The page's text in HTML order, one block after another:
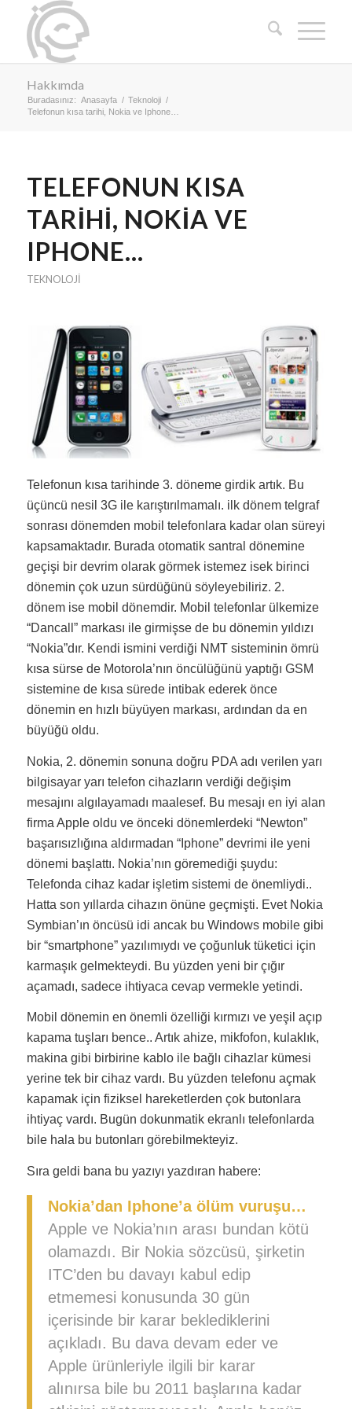
Hakkımda
Buradasınız: Anasayfa / Teknoloji /
Telefonun kısa tarihi, Nokia ve Iphone…
TELEFONUN KISA
TARIHI, NOKIA VE
IPHONE…
TEKNOLOJI
Telefonun kısa tarihinde 3. döneme girdik artık. Bu
üçüncü nesil 3G ile karıştırılmamalı. ilk dönem telgraf
sonrası dönemden mobil telefonlara kadar olan süreyi
kapsamaktadır. Burada otomatik santral dönemine
geçişi bir devrim olarak görmek istemez isek birinci
dönemin çok uzun sürdüğünü söyleyebiliriz. 2.
dönem ise mobil dönemdir. Mobil telefonlar ülkemize
“Dancall” markası ile girmişse de bu dönemin yıldızı
“Nokia”dır. Kendi ismini verdiği NMT sisteminin ömrü
kısa sürse de Motorola’nın öncülüğünü yaptığı GSM
sistemine de kısa sürede intibak ederek önce
dönemin en hızlı büyüyen markası, ardından da en
büyüğü oldu.
Nokia, 2. dönemin sonuna doğru PDA adı verilen yarı
bilgisayar yarı telefon cihazların verdiği değişim
mesajını algılayamadı maalesef. Bu mesajı en iyi alan
firma Apple oldu ve önceki dönemlerdeki “Newton”
başarısızlığına aldırmadan “Iphone” devrimi ile yeni
dönemi başlattı. Nokia’nın göremediği şuydu:
Telefonda cihaz kadar işletim sistemi de önemliydi..
Hatta son yıllarda cihazın önüne geçmişti. Evet Nokia
Symbian’ın öncüsü idi ancak bu Windows mobile gibi
bir “smartphone” yazılımıydı ve çoğunluk tüketici için
karmaşık gelmekteydi. Bu yüzden yeni bir çığır
açamadı, sadece ihtiyaca cevap vermekle yetindi.
Mobil dönemin en önemli özelliği kırmızı ve yeşil açıp
kapama tuşları bence.. Artık ahize, mikfofon, kulaklık,
makina gibi birbirine kablo ile bağlı cihazlar kümesi
yerine tek bir cihaz vardı. Bu yüzden telefonu açmak
kapamak için fiziksel hareketlerden çok butonlara
ihtiyaç vardı. Bugün dokunmatik ekranlı telefonlarda
bile hala bu butonları görebilmekteyiz.
Sıra geldi bana bu yazıyı yazdıran habere:
Nokia’dan Iphone’a ölüm vuruşu…
Apple ve Nokia’nın arası bundan kötü
olamazdı. Bir Nokia sözcüsü, şirketin
ITC’den bu davayı kabul edip
etmemesi konusunda 30 gün
içerisinde bir karar beklediklerini
açıkladı. Bu dava devam eder ve
Apple ürünleriyle ilgili bir karar
alınırsa bile bu 2011 başlarına kadar